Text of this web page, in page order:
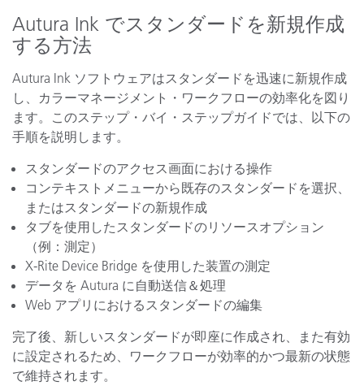
Autura Ink でスタンダードを新規作成
する方法
Autura Ink ソフトウェアはスタンダードを迅速に新規作成
し、カラーマネージメント・ワークフローの効率化を図り
ます。このステップ・バイ・ステップガイドでは、以下の
手順を説明します。
スタンダードのアクセス画面における操作
コンテキストメニューから既存のスタンダードを選択、
またはスタンダードの新規作成
タブを使用したスタンダードのリソースオプション
（例：測定）
X-Rite Device Bridge を使用した装置の測定
データを Autura に自動送信＆処理
Web アプリにおけるスタンダードの編集
完了後、新しいスタンダードが即座に作成され、また有効
に設定されるため、ワークフローが効率的かつ最新の状態
で維持されます。